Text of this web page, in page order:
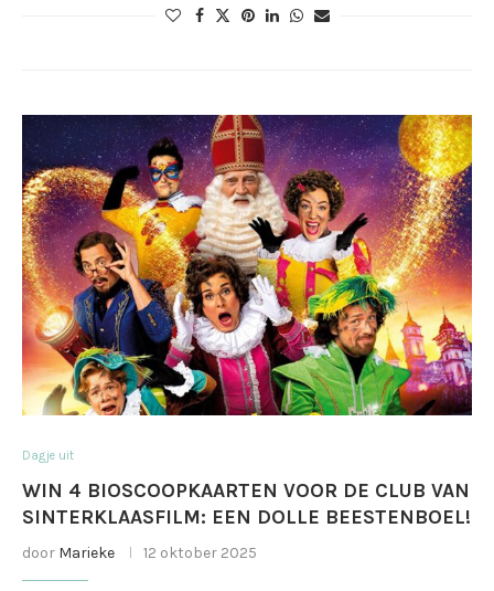
Dagje uit
WIN 4 BIOSCOOPKAARTEN VOOR DE CLUB VAN
SINTERKLAASFILM: EEN DOLLE BEESTENBOEL!
door Marieke 12 oktober 2025